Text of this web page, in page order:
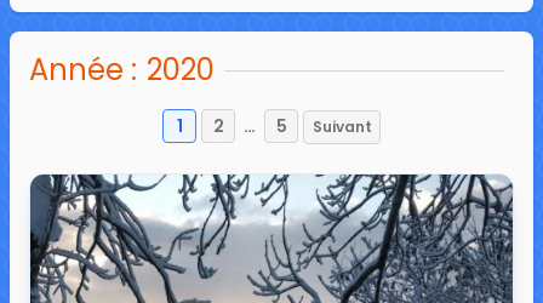
Année : 2020
Pagination
des
publications
1 2 … 5 Suivant